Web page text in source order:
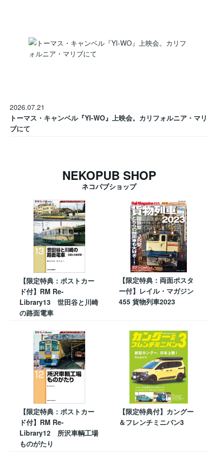
2026.07.21
トーマス・キャンベル『YI-WO』上映会。カリフォルニア・マリ
ブにて
NEKOPUB SHOP
ネコパブショップ
【限定特典：ポストカー
ド付】RM Re-
Library13 世田谷と川崎
の路面電車
【限定特典：両面ポスタ
ー付】レイル・マガジン
455 貨物列車2023
【限定特典：ポストカー
ド付】RM Re-
Library12 所沢車輌工場
ものがたり
【限定特典付】カングー
＆フレンチミニバン3